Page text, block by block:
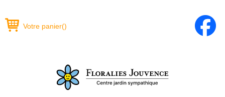
Votre panier()